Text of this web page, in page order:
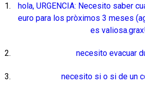
hola, URGENCIA: Necesito saber
euro para los pròximos 3 meses
es
necesito evacuar
necesito si o si de un